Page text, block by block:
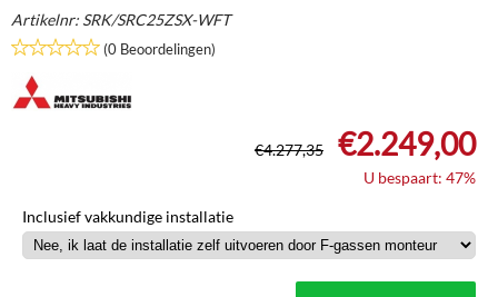
Artikelnr: SRK/SRC25ZSX-WFT
(0 Beoordelingen)
€4.277,35 €2.249,00
U bespaart: 47%
Inclusief vakkundige installatie